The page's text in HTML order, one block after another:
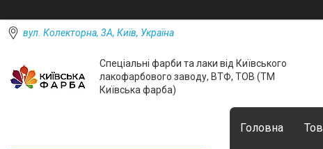
вул. Колекторна, 3А, Київ, Україна
Спеціальні фарби та лаки від Київського
лакофарбового заводу, ВТФ, ТОВ (ТМ
Київська фарба)
Головна